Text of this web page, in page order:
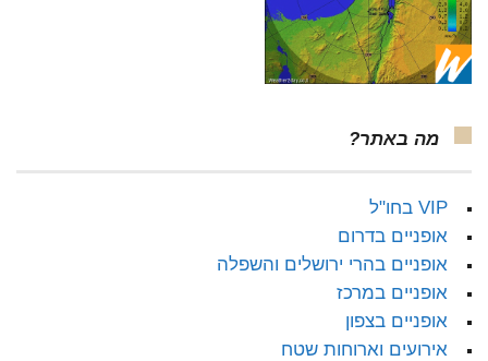
מה באתר?
VIP בחו"ל
אופניים בדרום
אופניים בהרי ירושלים והשפלה
אופניים במרכז
אופניים בצפון
אירועים וארוחות שטח